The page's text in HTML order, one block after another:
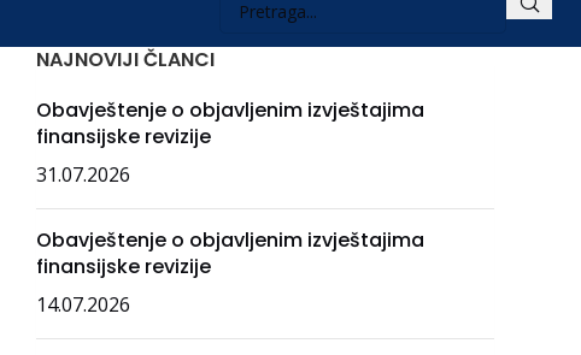
NAJNOVIJI ČLANCI
Obavještenje o objavljenim izvještajima
finansijske revizije
31.07.2026
Obavještenje o objavljenim izvještajima
finansijske revizije
14.07.2026